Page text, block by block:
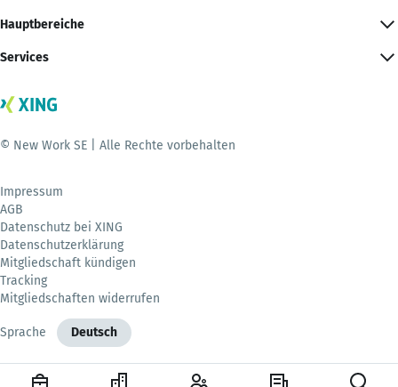
Hauptbereiche
Services
© New Work SE | Alle Rechte vorbehalten
Impressum
AGB
Datenschutz bei XING
Datenschutzerklärung
Mitgliedschaft kündigen
Tracking
Mitgliedschaften widerrufen
Sprache Deutsch